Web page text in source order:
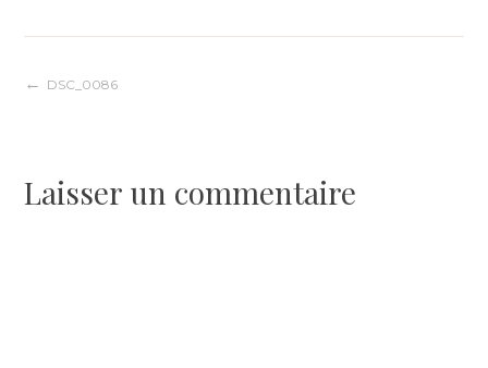
Navigation
l’article
DSC_0086
Laisser un commentaire